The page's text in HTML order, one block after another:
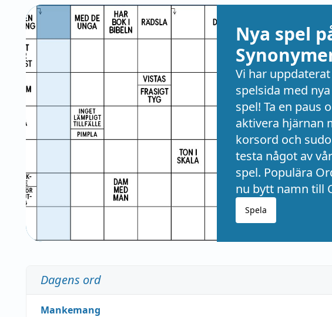
Nya spel
Vi har
spelsida med
spel! Ta en paus
aktivera hjärnan
korsord och
testa något av
spel. Populära
nu bytt namn till
Spela
Dagens ord
Mankemang